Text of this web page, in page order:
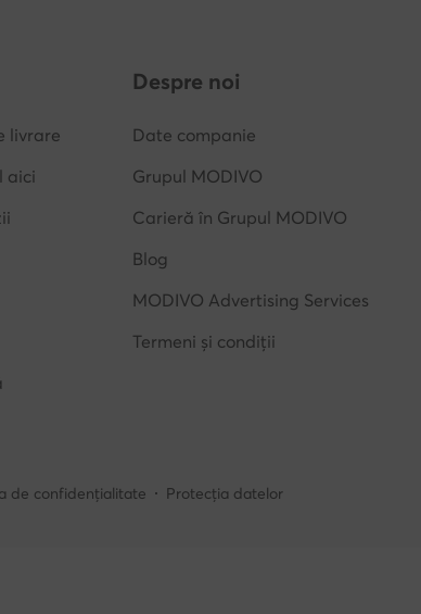
livrare
aici
Despre noi
Date companie
Grupul MODIVO
Carieră în Grupul MODIVO
Blog
MODIVO Advertising Services
Termeni și condiții
de confidențialitate Protecția datelor